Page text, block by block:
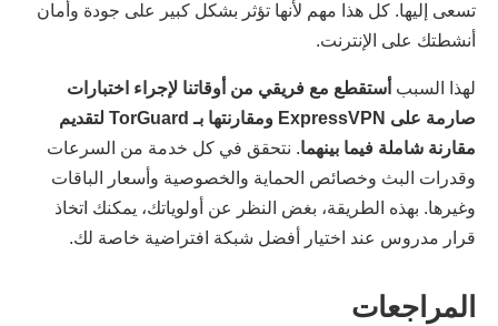
تسعى إليها. كل هذا مهم لأنها تؤثر بشكل كبير على جودة وأمان
أنشطتك على الإنترنت.
لهذا السبب أستقطع مع فريقي من أوقاتنا لإجراء اختبارات
صارمة على ExpressVPN ومقارنتها بـ TorGuard لتقديم
مقارنة شاملة فيما بينهما. نتحقق في كل خدمة من السرعات
وقدرات البث وخصائص الحماية والخصوصية وأسعار الباقات
وغيرها. بهذه الطريقة، بغض النظر عن أولوياتك، يمكنك اتخاذ
قرار مدروس عند اختيار أفضل شبكة افتراضية خاصة لك.
المراجعات